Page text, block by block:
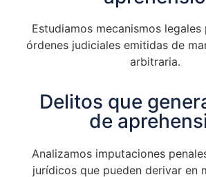
Estudiamos mecanismos
órdenes judiciales emitidas de
arbitraria.
Delitos que
de
Analizamos imputaciones
jurídicos que pueden derivar en